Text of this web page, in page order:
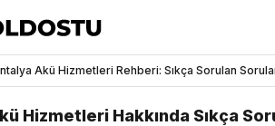
Akü Hizmetleri Rehberi: Sıkça Sorulan
Hizmetleri Hakkında Sıkça